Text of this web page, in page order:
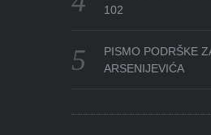
102
PISMO PODRŠKE
ARSENIJEVIĆA